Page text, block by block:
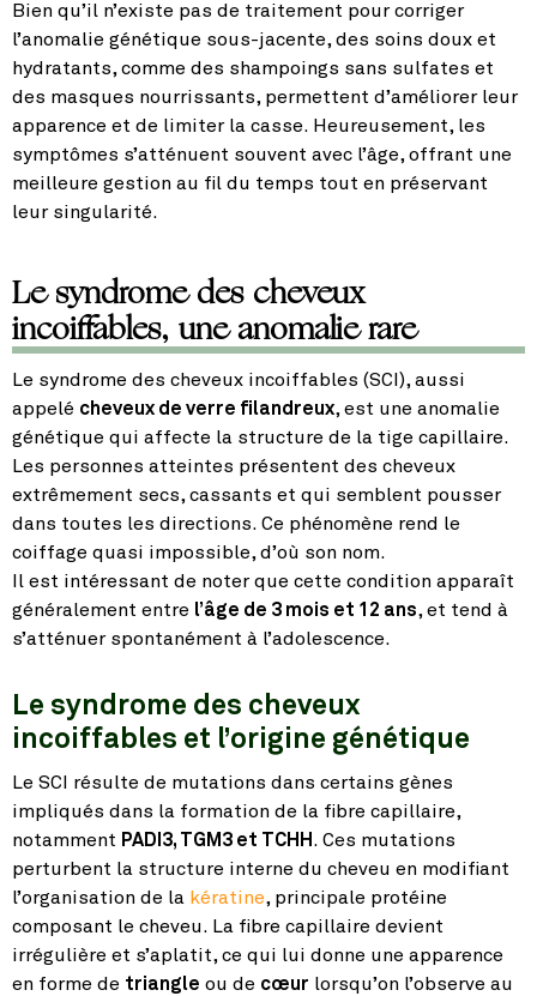
Bien qu’il n’existe pas de traitement pour corriger
l’anomalie génétique sous-jacente, des soins doux et
hydratants, comme des shampoings sans sulfates et
des masques nourrissants, permettent d’améliorer leur
apparence et de limiter la casse. Heureusement, les
symptômes s’atténuent souvent avec l’âge, offrant une
meilleure gestion au fil du temps tout en préservant
leur singularité.
Le syndrome des cheveux
incoiffables, une anomalie rare
Le syndrome des cheveux incoiffables (SCI), aussi
appelé cheveux de verre filandreux, est une anomalie
génétique qui affecte la structure de la tige capillaire.
Les personnes atteintes présentent des cheveux
extrêmement secs, cassants et qui semblent pousser
dans toutes les directions. Ce phénomène rend le
coiffage quasi impossible, d’où son nom.
Il est intéressant de noter que cette condition apparaît
généralement entre l’âge de 3 mois et 12 ans, et tend à
s’atténuer spontanément à l’adolescence.
Le syndrome des cheveux
incoiffables et l’origine génétique
Le SCI résulte de mutations dans certains gènes
impliqués dans la formation de la fibre capillaire,
notamment PADI3, TGM3 et TCHH . Ces mutations
perturbent la structure interne du cheveu en modifiant
l’organisation de la kératine, principale protéine
composant le cheveu. La fibre capillaire devient
irrégulière et s’aplatit, ce qui lui donne une apparence
en forme de triangle ou de cœur lorsqu’on l’observe au